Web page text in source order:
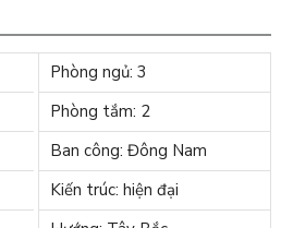
Phòng ngủ: 3
Phòng tắm: 2
Ban công: Đông Nam
Kiến trúc: hiện đại